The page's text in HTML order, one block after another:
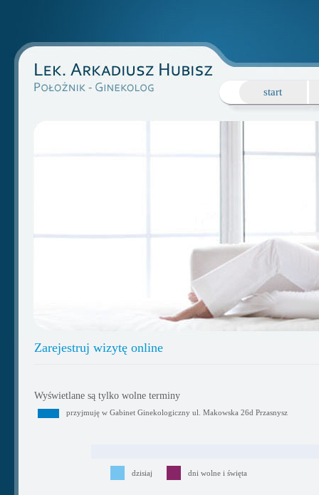
start
Zarejestruj wizytę online
Wyświetlane są tylko wolne terminy
przyjmuję w Gabinet Ginekologiczny ul. Makowska 26d Przasnysz
dzisiaj dni wolne i święta